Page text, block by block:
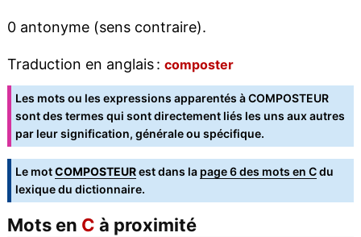
0 antonyme (sens contraire).
Traduction en anglais : composter
Les mots ou les expressions apparentés à COMPOSTEUR
sont des termes qui sont directement liés les uns aux autres
par leur signification, générale ou spécifique.
Le motCOMPOSTEURest dans la page 6 des mots en Cdu
lexique du dictionnaire.
Mots en C à proximité